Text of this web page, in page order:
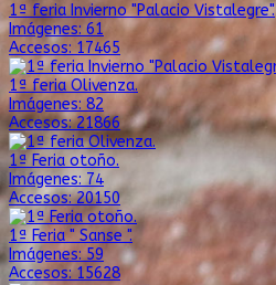
1ª feria Invierno "Palacio Vistalegre".
Imágenes: 61
Accesos: 17465
1ª feria Olivenza.
Imágenes: 82
Accesos: 21866
1ª Feria otoño.
Imágenes: 74
Accesos: 20150
1ª Feria " Sanse ".
Imágenes: 59
Accesos: 15628